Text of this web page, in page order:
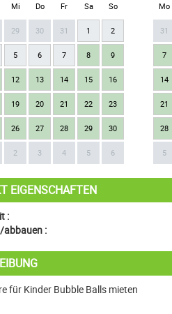
Mi Do Fr Sa So
29 30 31 1 2
5 6 7 8 9
12 13 14 15 16
19 20 21 22 23
26 27 28 29 30
2 3 4 5 6
Mo
31
7
14
21
28
5
EIGENSCHAFTEN
:
:
für Kinder Bubble Balls mieten